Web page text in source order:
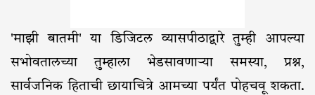
'माझी बातमी' या डिजिटल व्यासपीठाद्वारे तुम्ही आपल्या
सभोवतालच्या तुम्हाला भेडसावणाऱ्या समस्या, प्रश्न,
सार्वजनिक हिताची छायाचित्रे आमच्या पर्यंत पोहचवू शकता.